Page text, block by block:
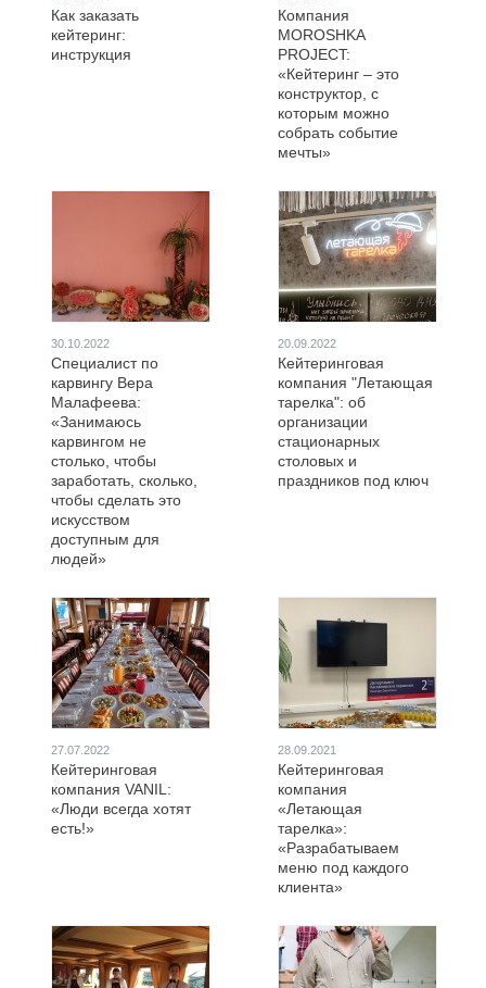
Как заказать
кейтеринг:
инструкция
Компания
MOROSHKA
PROJECT:
«Кейтеринг – это
конструктор, с
которым можно
собрать событие
мечты»
30.10.2022
Специалист по
карвингу Вера
Малафеева:
«Занимаюсь
карвингом не
столько, чтобы
заработать, сколько,
чтобы сделать это
искусством
доступным для
людей»
20.09.2022
Кейтеринговая
компания "Летающая
тарелка": об
организации
стационарных
столовых и
праздников под ключ
27.07.2022
Кейтеринговая
компания VANIL:
«Люди всегда хотят
есть!»
28.09.2021
Кейтеринговая
компания
«Летающая
тарелка»:
«Разрабатываем
меню под каждого
клиента»